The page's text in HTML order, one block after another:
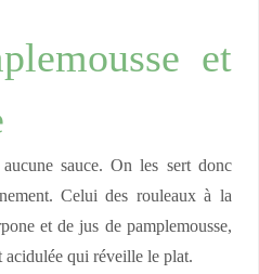
et
sauce. On les sert donc
Celui des rouleaux à la
et de jus de pamplemousse,
acidulée qui réveille le plat.